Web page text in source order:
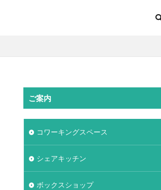
ご案内
コワーキングスペース
シェアキッチン
ボックスショップ